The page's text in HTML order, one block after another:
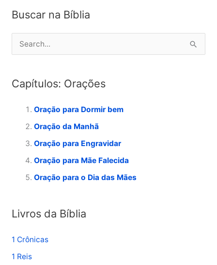
Buscar na Bíblia
e
q
:
Capítulos: Orações
Oração para Dormir bem
Oração da Manhã
Oração para Engravidar
Oração para Mãe Falecida
Oração para o Dia das Mães
Livros da Bíblia
1 Crônicas
1 Reis